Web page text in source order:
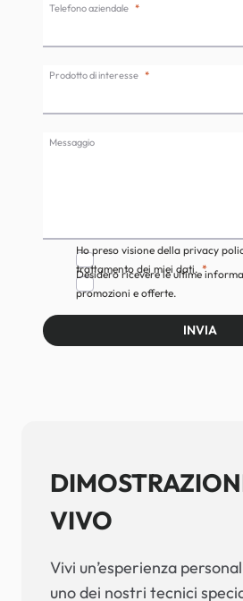
Telefono aziendale
Prodotto di interesse
Messaggio
Ho preso visione della privacy
trattamento dei miei dati.
Desidero ricevere le ultime
promozioni e offerte.
INVIA
VIVO
Vivi un’esperienza
uno dei nostri tecnici